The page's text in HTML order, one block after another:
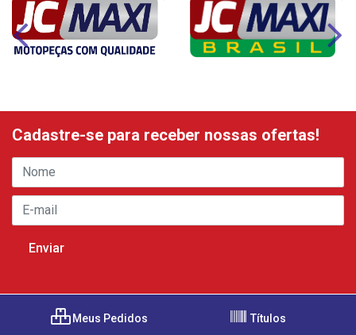
Cadastre-se para receber nossas ofertas!
Meus Pedidos Títulos